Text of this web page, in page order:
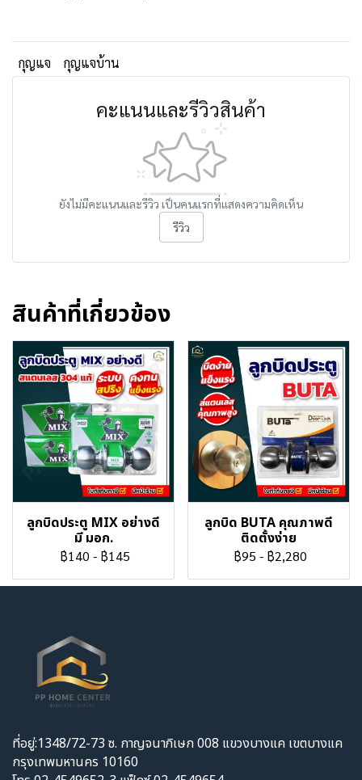
กุญแจ กุญแจบ้าน
คะแนนและรีวิวสินค้า
ยังไม่มีคะแนนและรีวิว เป็นคนแรกที่แสดงความคิดเห็น
รีวิว
สินค้าที่เกี่ยวข้อง
ลูกบิดประตู MIX อย่างดี
มี มอก.
฿140 - ฿145
ลูกบิด BUTA คุณภาพดี
ติดตั้งง่าย
฿95 - ฿2,280
ที่อยู่:1348/72-73 ซ. กาญจนาภิเษก 008 แขวงบางแค เขตบางแค
กรุงเทพมหานคร 10160